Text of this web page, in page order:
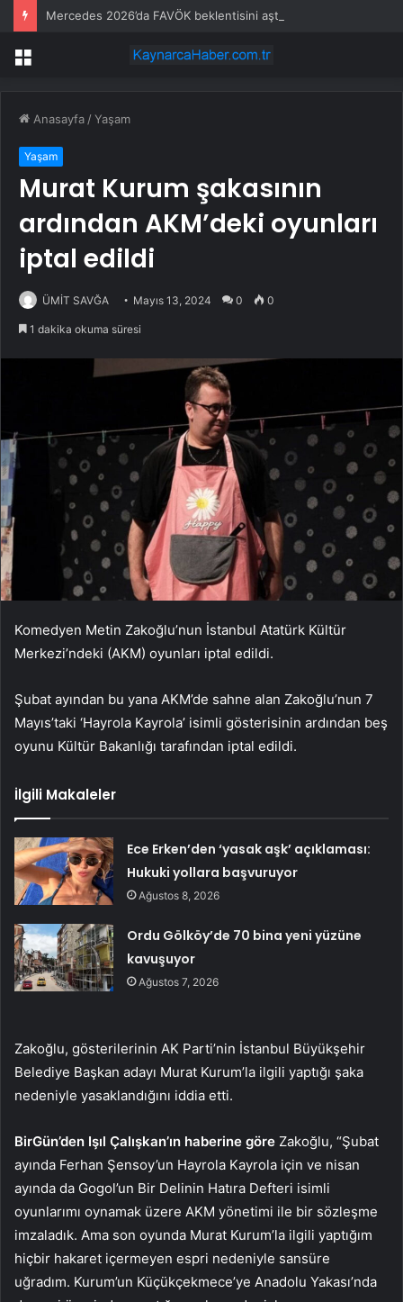
Mercedes 2026’da FAVÖK beklentisini aştı
Menü
Anasayfa /Yaşam
Yaşam
Murat Kurum şakasının
ardından AKM’deki oyunları
iptal edildi
ÜMİT SAVĞA Mayıs 13, 2024 0 0
1 dakika okuma süresi
Komedyen Metin Zakoğlu’nun İstanbul Atatürk Kültür
Merkezi’ndeki (AKM) oyunları iptal edildi.
Şubat ayından bu yana AKM’de sahne alan Zakoğlu’nun 7
Mayıs’taki ‘Hayrola Kayrola’ isimli gösterisinin ardından beş
oyunu Kültür Bakanlığı tarafından iptal edildi.
İlgili Makaleler
Ece Erken’den ‘yasak aşk’ açıklaması:
Hukuki yollara başvuruyor
Ağustos 8, 2026
Ordu Gölköy’de 70 bina yeni yüzüne
kavuşuyor
Ağustos 7, 2026
Zakoğlu, gösterilerinin AK Parti’nin İstanbul Büyükşehir
Belediye Başkan adayı Murat Kurum’la ilgili yaptığı şaka
nedeniyle yasaklandığını iddia etti.
BirGün’den Işıl Çalışkan’ın haberine göre Zakoğlu, “Şubat
ayında Ferhan Şensoy’un Hayrola Kayrola için ve nisan
ayında da Gogol’un Bir Delinin Hatıra Defteri isimli
oyunlarımı oynamak üzere AKM yönetimi ile bir sözleşme
imzaladık. Ama son oyunda Murat Kurum’la ilgili yaptığım
hiçbir hakaret içermeyen espri nedeniyle sansüre
uğradım. Kurum’un Küçükçekmece’ye Anadolu Yakası’nda